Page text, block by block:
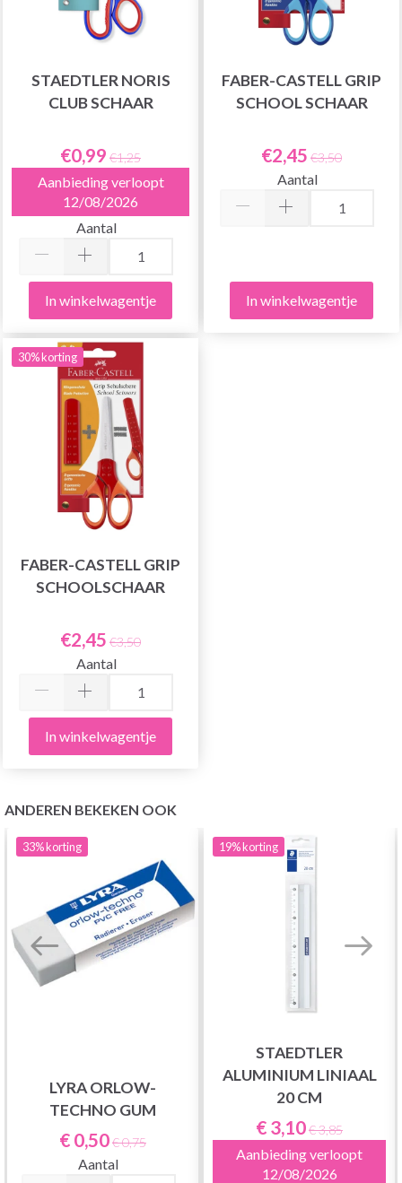
STAEDTLER NORIS
CLUB SCHAAR
€0,99 €1,25
Aanbieding verloopt
12/08/2026
Aantal
In winkelwagentje
FABER-CASTELL GRIP
SCHOOL SCHAAR
€2,45 €3,50
Aantal
In winkelwagentje
30% korting
FABER-CASTELL GRIP
SCHOOLSCHAAR
€2,45 €3,50
Aantal
In winkelwagentje
ANDEREN BEKEKEN OOK
33%korting
LYRA ORLOW-
TECHNO GUM
€ 0,50€ 0,75
Aantal
19%korting
STAEDTLER
ALUMINIUM LINIAAL
20 CM
€ 3,10€ 3,85
Aanbieding verloopt
12/08/2026